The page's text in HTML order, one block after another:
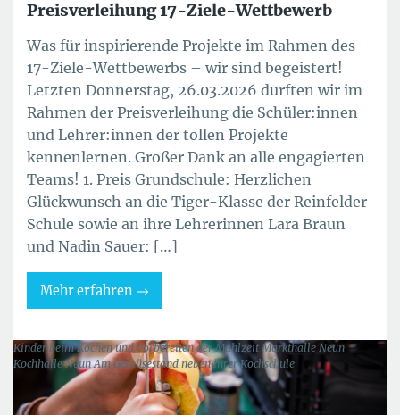
Preisverleihung 17-Ziele-Wettbewerb
Was für inspirierende Projekte im Rahmen des
17-Ziele-Wettbewerbs – wir sind begeistert!
Letzten Donnerstag, 26.03.2026 durften wir im
Rahmen der Preisverleihung die Schüler:innen
und Lehrer:innen der tollen Projekte
kennenlernen. Großer Dank an alle engagierten
Teams! 1. Preis Grundschule: Herzlichen
Glückwunsch an die Tiger-Klasse der Reinfelder
Schule sowie an ihre Lehrerinnen Lara Braun
und Nadin Sauer: […]
Mehr erfahren
Kinder beim Kochen und Vorbereiten der Mahlzeit Markthalle Neun
Kochhalle Neun Am Gemüsestand neben ihrer Kochschule